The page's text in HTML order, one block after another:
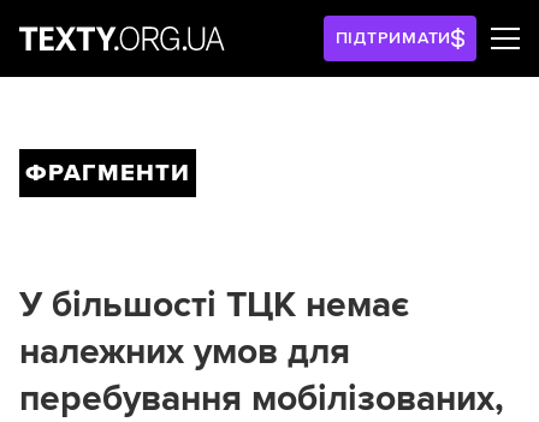
ПІДТРИМАТИ
ФРАГМЕНТИ
У більшості ТЦК немає
належних умов для
перебування мобілізованих,